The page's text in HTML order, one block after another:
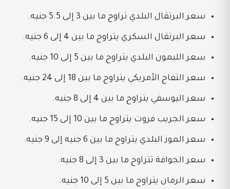
سعر البرتقال البلدي تراوح ما بين 3 إلى 5.5 جنيه.
سعر البرتقال السكري يتراوح ما بين 4 إلى 6 جنيه.
سعر الليمون البلدي يتراوح ما بين 5 إلى 10 جنيه.
سعر التفاح الأمريكي يتراوح ما بين 18 إلى 24 جنيه.
سعر اليوسفي يتراوح ما بين 4 إلى 8 جنيه.
سعر الجريب فروت يتراوح ما بين 10 إلى 15 جنيه.
سعر الموز البلدي يتراوح ما بين 6 جنيه إلى 9 جنيه.
سعر الجوافة تتراوح ما بين 3 إلى 8 جنيه.
سعر الرمان يتراوح ما بين 5 إلى 10 جنيه.